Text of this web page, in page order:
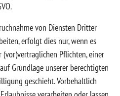
von Diensten Dritter
erfolgt dies nur, wenn es
Pflichten, einer
Grundlage unserer berechtigten
geschieht. Vorbehaltlich